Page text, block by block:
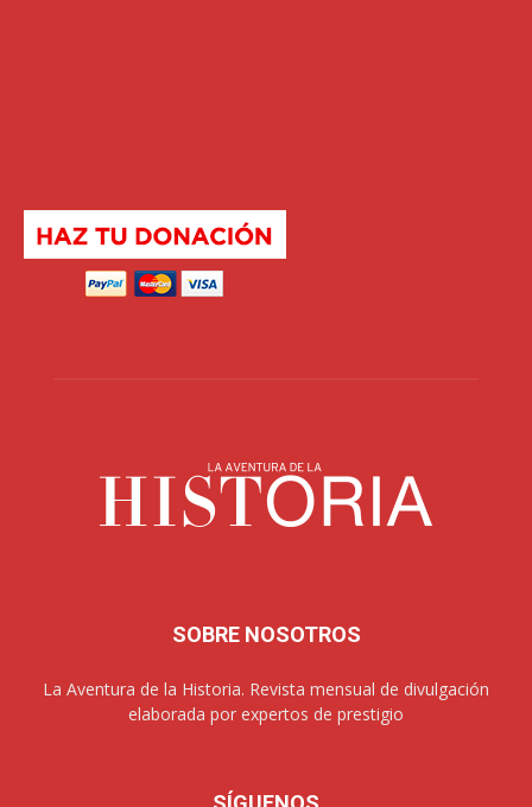
SOBRE NOSOTROS
La Aventura de la Historia. Revista mensual de divulgación
elaborada por expertos de prestigio